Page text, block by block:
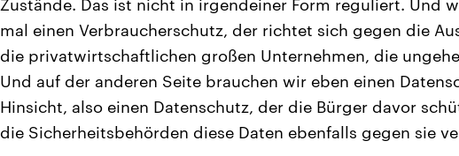
Zustände. Das ist nicht in irgendeiner Form reguliert. Und
mal einen Verbraucherschutz, der richtet sich gegen die
die privatwirtschaftlichen großen Unternehmen, die
Und auf der anderen Seite brauchen wir eben einen
Hinsicht, also einen Datenschutz, der die Bürger davor
die Sicherheitsbehörden diese Daten ebenfalls gegen sie